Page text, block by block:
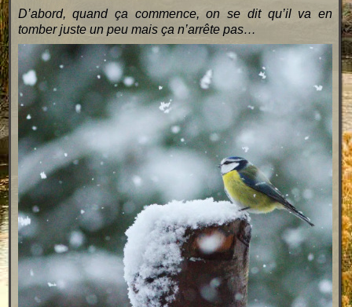
D’abord, quand ça commence, on se dit qu’il va en
tomber juste un peu mais ça n’arrête pas…